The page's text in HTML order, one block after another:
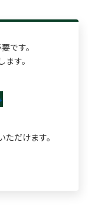
です。
す。
だけます。